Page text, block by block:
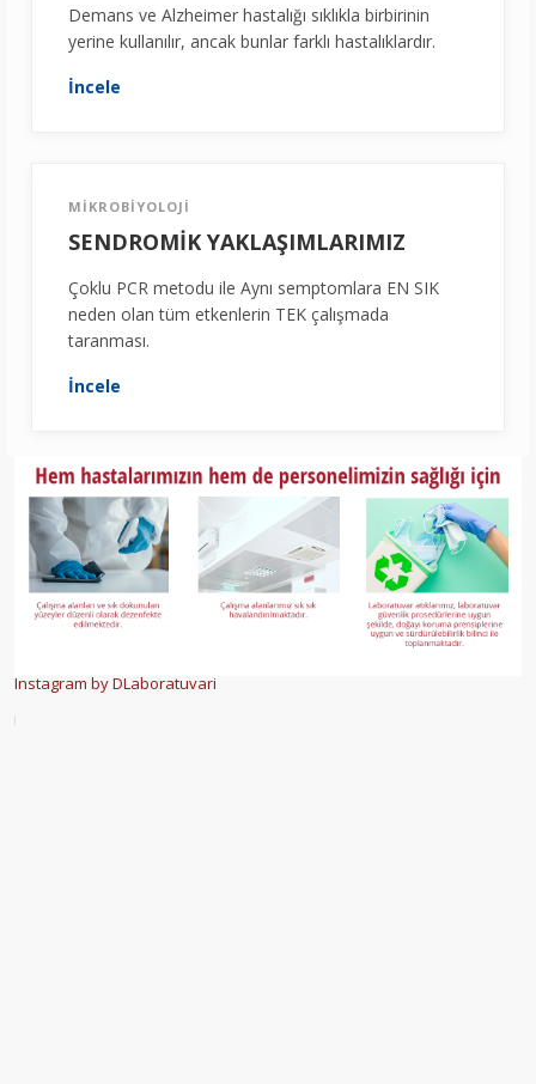
Demans ve Alzheimer hastalığı sıklıkla birbirinin
yerine kullanılır, ancak bunlar farklı hastalıklardır.
İncele
MİKROBİYOLOJİ
SENDROMİK YAKLAŞIMLARIMIZ
Çoklu PCR metodu ile Aynı semptomlara EN SIK
neden olan tüm etkenlerin TEK çalışmada
taranması.
İncele
Instagram by DLaboratuvari